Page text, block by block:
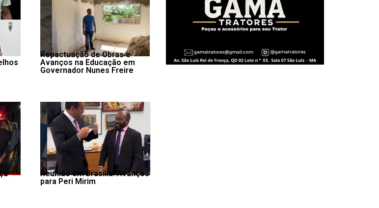
Repactuação de Obras e
Avanços na Educação em
Governador Nunes Freire
Reunião em Brasília: Avanços
para Peri Mirim